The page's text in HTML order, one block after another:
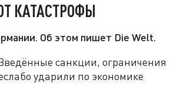
КАТАСТРОФЫ
Об этом пишет Die Welt.
санкции, ограничения
ударили по экономике